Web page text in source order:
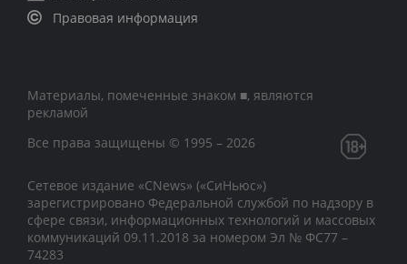
Правовая информация
Материалы, помеченные знаком ■, являются
рекламой
Все права защищены © 1995 – 2026
Сетевое издание «CNews» («СиНьюс»)
зарегистрировано Федеральной службой по надзору в
сфере связи, информационных технологий и массовых
коммуникаций 09.11.2018 за номером Эл № ФС77 –
74283